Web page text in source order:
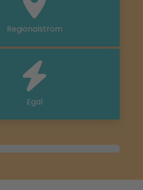
Regionalstrom
Egal